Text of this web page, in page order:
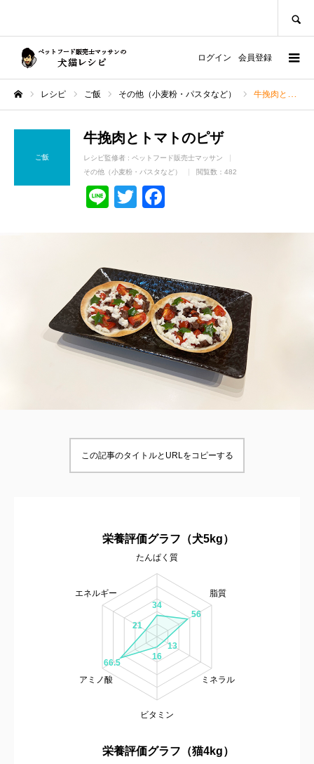
ログイン 会員登録
レシピ ご飯 その他（小麦粉・パスタなど） 牛挽肉とトマトのピザ
ご飯
牛挽肉とトマトのピザ
レシピ監修者 : ペットフード販売士マッサン
その他（小麦粉・パスタなど）
閲覧数：482
LineTwitter
この記事のタイトルとURLをコピーする
栄養評価グラフ（犬5kg）
21
34
56
13
16
66.5
エネルギー
たんぱく質
脂質
ミネラル
ビタミン
アミノ酸
栄養評価グラフ（猫4kg）